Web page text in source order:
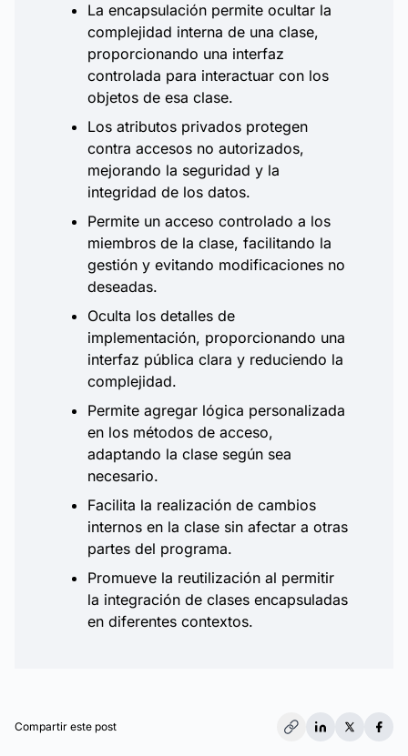
La encapsulación permite ocultar la
complejidad interna de una clase,
proporcionando una interfaz
controlada para interactuar con los
objetos de esa clase.
Los atributos privados protegen
contra accesos no autorizados,
mejorando la seguridad y la
integridad de los datos.
Permite un acceso controlado a los
miembros de la clase, facilitando la
gestión y evitando modificaciones no
deseadas.
Oculta los detalles de
implementación, proporcionando una
interfaz pública clara y reduciendo la
complejidad.
Permite agregar lógica personalizada
en los métodos de acceso,
adaptando la clase según sea
necesario.
Facilita la realización de cambios
internos en la clase sin afectar a otras
partes del programa.
Promueve la reutilización al permitir
la integración de clases encapsuladas
en diferentes contextos.
Compartir este post